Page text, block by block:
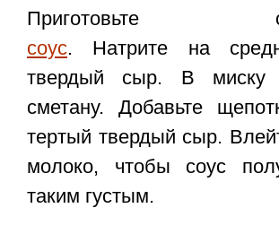
Приготовьте
соус. Натрите на
твердый сыр. В миску
сметану. Добавьте
тертый твердый сыр.
молоко, чтобы соус
таким густым.